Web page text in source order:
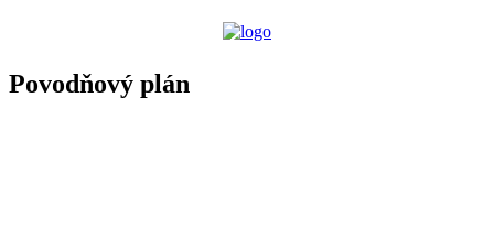
Povodňový plán